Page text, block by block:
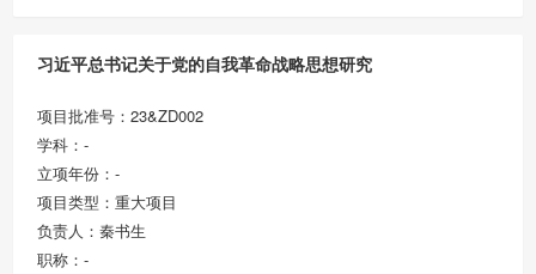
习近平总书记关于党的自我革命战略思想研究
项目批准号：23&ZD002
学科：-
立项年份：-
项目类型：重大项目
负责人：秦书生
职称：-